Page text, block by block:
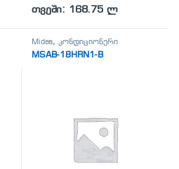
თვეში: 168.75 ლ
Midea,კონდიციონერი
MSAB-18HRN1-B